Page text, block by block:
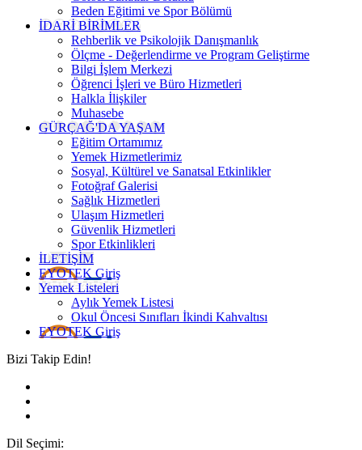
Beden Eğitimi ve Spor Bölümü
İDARİ BİRİMLER
Rehberlik ve Psikolojik Danışmanlık
Ölçme - Değerlendirme ve Program Geliştirme
Bilgi İşlem Merkezi
Öğrenci İşleri ve Büro Hizmetleri
Halkla İlişkiler
Muhasebe
GÜRÇAĞ'DA YAŞAM
Eğitim Ortamımız
Yemek Hizmetlerimiz
Sosyal, Kültürel ve Sanatsal Etkinlikler
Fotoğraf Galerisi
Sağlık Hizmetleri
Ulaşım Hizmetleri
Güvenlik Hizmetleri
Spor Etkinlikleri
İLETİŞİM
EYOTEK Giriş
Yemek Listeleri
Aylık Yemek Listesi
Okul Öncesi Sınıfları İkindi Kahvaltısı
EYOTEK Giriş
Bizi Takip Edin!
Dil Seçimi: